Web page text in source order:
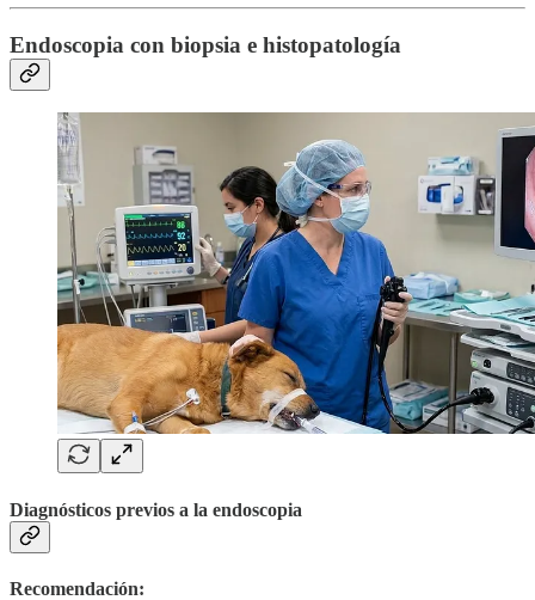
Endoscopia con biopsia e histopatología
Diagnósticos previos a la endoscopia
Recomendación: